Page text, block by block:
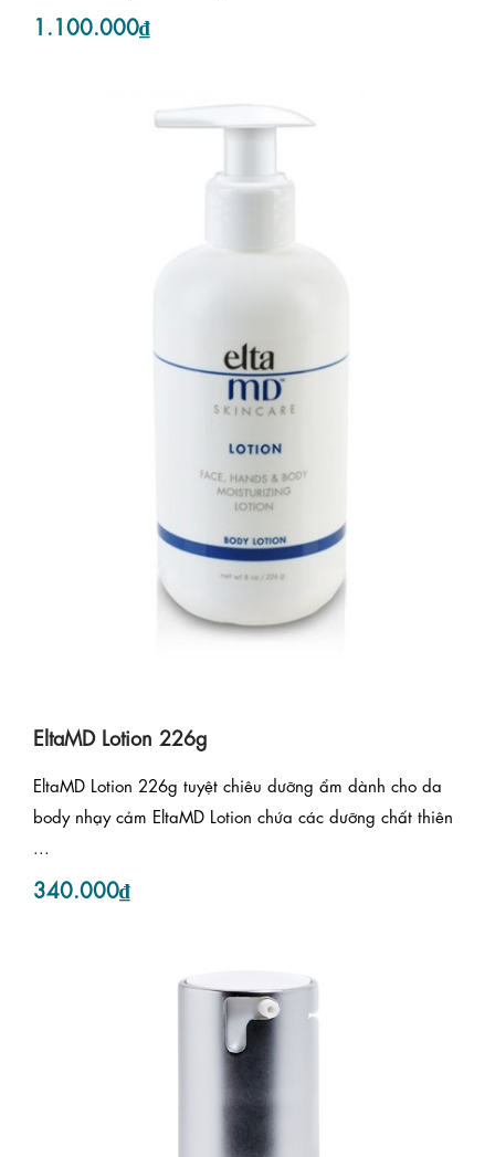
1.100.000₫
EltaMD Lotion 226g
EltaMD Lotion 226g tuyệt chiêu dưỡng ẩm dành cho da
body nhạy cảm EltaMD Lotion chứa các dưỡng chất thiên
...
340.000₫